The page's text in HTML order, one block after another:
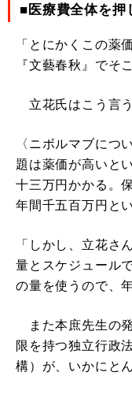
■医療費全体を押
「とにかくこの薬
『文藝春秋』でそ
立花氏はこう言う
〈ニボルマブにつ
題は薬価が高いと
十三万円かかる。
年間千五百万円と
「しかし、立花さ
量とスケジュール
の量を使うので、
また本庶先生の
限を持つ独立行政
構）が、いかにと